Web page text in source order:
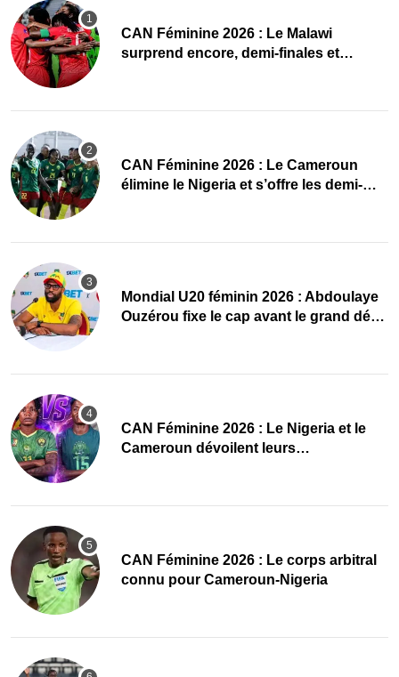
CAN Féminine 2026 : Le Malawi
surprend encore, demi-finales et
CAN Féminine 2026 : Le Cameroun
élimine le Nigeria et s’offre les demi-
Mondial U20 féminin 2026 : Abdoulaye
Ouzérou fixe le cap avant le grand défi
‎CAN Féminine 2026 : Le Nigeria et le
Cameroun dévoilent leurs
‎CAN Féminine 2026 : Le corps arbitral
connu pour Cameroun-Nigeria